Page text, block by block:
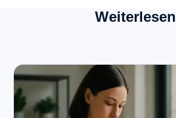
Weiterlesen